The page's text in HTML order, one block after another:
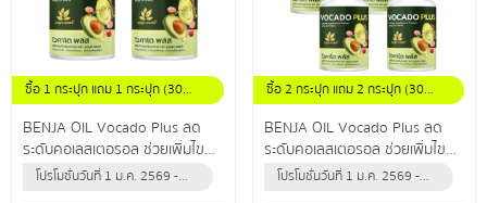
ซื้อ 1 กระปุก แถม 1 กระปุก (30
แคปซูล/กระปุก)
BENJA OIL Vocado Plus ลด
ระดับคอเลสเตอรอล ช่วยเพิ่มไข
มันดี ลดไขมันเลว ปรับลดความดัน
โปรโมชั่นวันที่ 1 ม.ค. 2569 -
ซื้อ 2 กระปุก แถม 2 กระปุก (30
แคปซูล / กระปุก)
BENJA OIL Vocado Plus ลด
ระดับคอเลสเตอรอล ช่วยเพิ่มไข
มันดี ลดไขมันเลว ปรับลดความดัน
โปรโมชั่นวันที่ 1 ม.ค. 2569 -